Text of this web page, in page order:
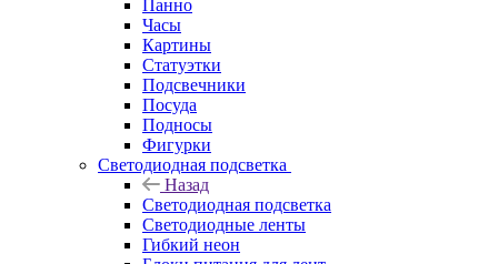
Панно
Часы
Картины
Статуэтки
Подсвечники
Посуда
Подносы
Фигурки
Светодиодная подсветка
Назад
Светодиодная подсветка
Светодиодные ленты
Гибкий неон